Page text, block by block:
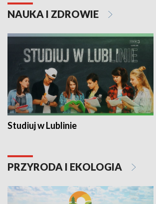
NAUKA I ZDROWIE
Studiuj w Lublinie
PRZYRODA I EKOLOGIA